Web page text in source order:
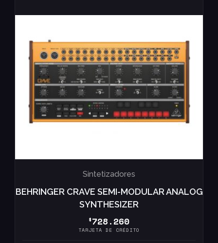
Sintetizadores
BEHRINGER CRAVE SEMI-MODULAR ANALOG
SYNTHESIZER
$728.260
TARJETA DE CRÉDITO